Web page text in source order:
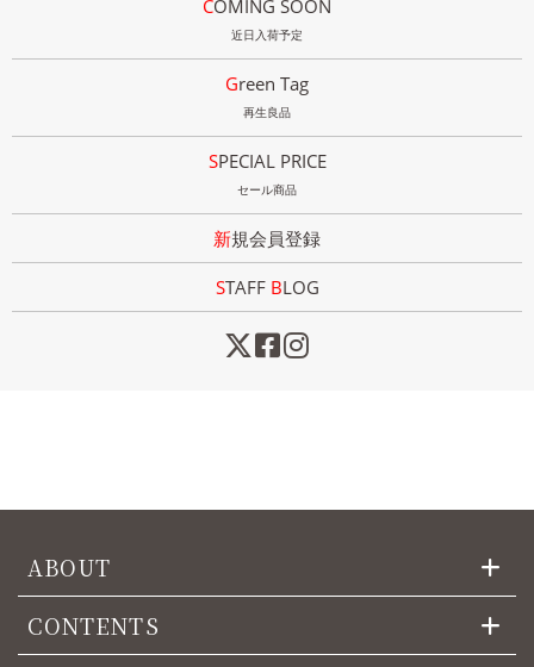
COMING SOON
近日入荷予定
Green Tag
再生良品
SPECIAL PRICE
セール商品
新規会員登録
STAFF BLOG
ABOUT
CONTENTS